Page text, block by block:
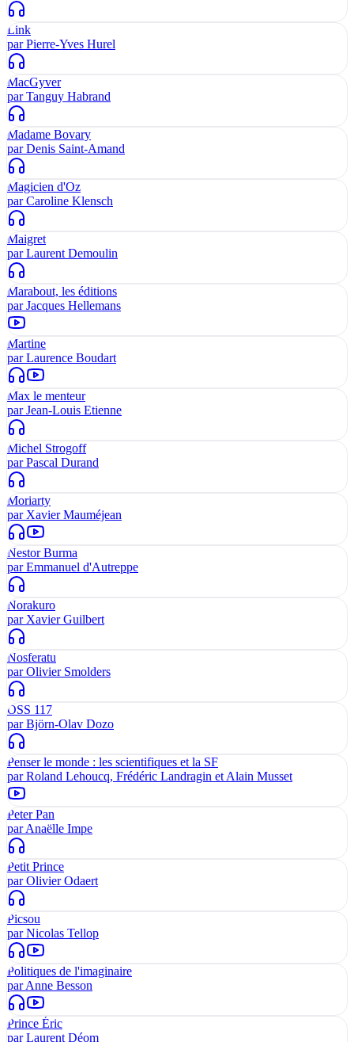
Link
parPierre-Yves Hurel
MacGyver
parTanguy Habrand
Madame Bovary
parDenis Saint-Amand
Magicien d'Oz
parCaroline Klensch
Maigret
parLaurent Demoulin
Marabout, les éditions
parJacques Hellemans
Martine
parLaurence Boudart
Max le menteur
parJean-Louis Etienne
Michel Strogoff
parPascal Durand
Moriarty
par Xavier Mauméjean
Nestor Burma
parEmmanuel d'Autreppe
Norakuro
par Xavier Guilbert
Nosferatu
parOlivier Smolders
OSS 117
parBjörn-Olav Dozo
Penser le monde : les scientifiques et la SF
parRoland Lehoucq, Frédéric Landragin et Alain Musset
Peter Pan
parAnaëlle Impe
Petit Prince
parOlivier Odaert
Picsou
parNicolas Tellop
Politiques de l'imaginaire
parAnne Besson
Prince Éric
parLaurent Déom